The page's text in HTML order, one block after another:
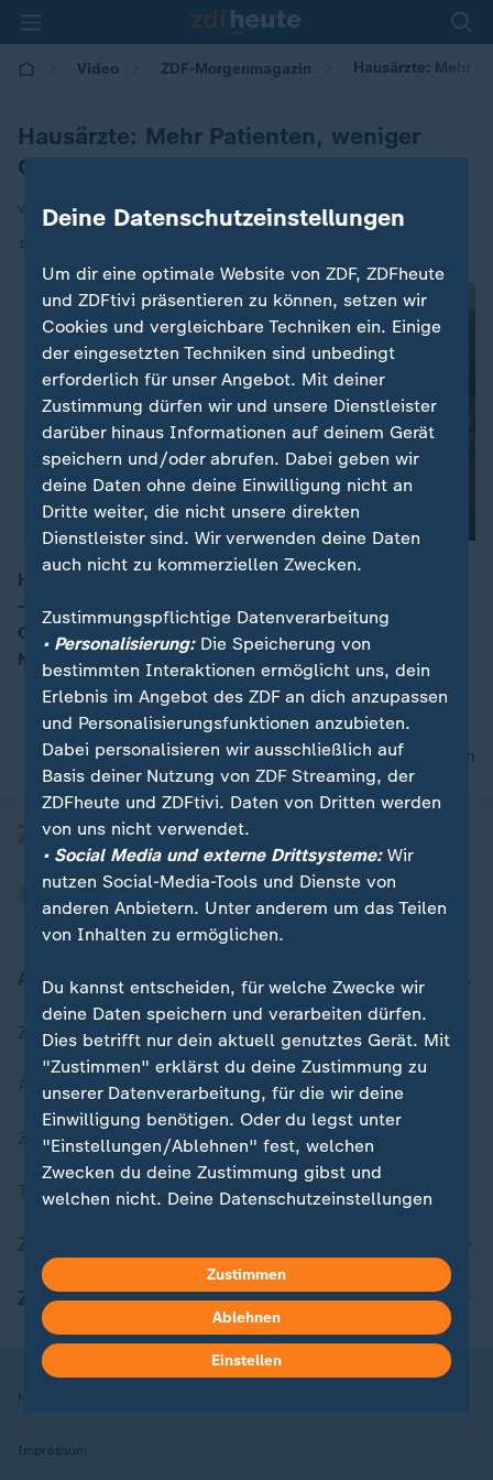
Video ZDF-Morgenmagazin Hausärzte: Mehr
Hausärzte: Mehr Patienten, weniger
Geld?
von Svenja Dohmeyer
12.05.2026 | 05:30
00:15
Hausärzte sollen mehr leisten, aber weniger verdienen
– zumindest nach den geplanten Reformen im
Gesundheitssystem. Mediziner warnen nun vor
Nachteilen für die Patienten.
nach oben
Aktuell bei ZDFheute
Zuletzt veröffentlicht
Aktuelle Sendungs-Videos
ZDFheute Stories
Themen im Überblick
ZDFheute Apps
Nutzungsbedingungen
Impressum
Deine Datenschutzeinstellungen
Um dir eine optimale Website von ZDF, ZDFheute
und ZDFtivi präsentieren zu können, setzen wir
Cookies und vergleichbare Techniken ein. Einige
der eingesetzten Techniken sind unbedingt
erforderlich für unser Angebot. Mit deiner
Zustimmung dürfen wir und unsere Dienstleister
darüber hinaus Informationen auf deinem Gerät
speichern und/oder abrufen. Dabei geben wir
deine Daten ohne deine Einwilligung nicht an
Dritte weiter, die nicht unsere direkten
Dienstleister sind. Wir verwenden deine Daten
auch nicht zu kommerziellen Zwecken.
Zustimmungspflichtige Datenverarbeitung
• Personalisierung:Die Speicherung von
bestimmten Interaktionen ermöglicht uns, dein
Erlebnis im Angebot des ZDF an dich anzupassen
und Personalisierungsfunktionen anzubieten.
Dabei personalisieren wir ausschließlich auf
Basis deiner Nutzung von ZDF Streaming, der
ZDFheute und ZDFtivi. Daten von Dritten werden
von uns nicht verwendet.
• Social Media und externe Drittsysteme:Wir
nutzen Social-Media-Tools und Dienste von
anderen Anbietern. Unter anderem um das Teilen
von Inhalten zu ermöglichen.
Du kannst entscheiden, für welche Zwecke wir
deine Daten speichern und verarbeiten dürfen.
Dies betrifft nur dein aktuell genutztes Gerät. Mit
"Zustimmen" erklärst du deine Zustimmung zu
unserer Datenverarbeitung, für die wir deine
Einwilligung benötigen. Oder du legst unter
"Einstellungen/Ablehnen" fest, welchen
Zwecken du deine Zustimmung gibst und
welchen nicht. Deine Datenschutzeinstellungen
Hier findest du das Impressum.
Weitere Informationen findest du in unserer
Datenschutzerklärung.
Zustimmen
Ablehnen
Einstellen